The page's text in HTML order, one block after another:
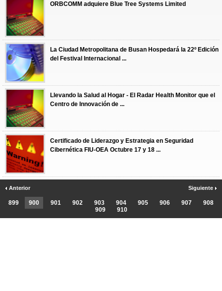
ORBCOMM adquiere Blue Tree Systems Limited
La Ciudad Metropolitana de Busan Hospedará la 22º Edición
del Festival Internacional ...
Llevando la Salud al Hogar - El Radar Health Monitor que el
Centro de Innovación de ...
Certificado de Liderazgo y Estrategia en Seguridad
Cibernética FIU-OEA Octubre 17 y 18 ...
Anterior
899 900 901 902 903 904 905 906 907
908
909
910
Siguiente